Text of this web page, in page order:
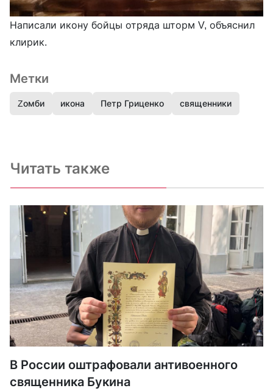
Написали икону бойцы отряда шторм V, объяснил
клирик.
Метки
Zомби икона Петр Гриценко священники
Читать также
В России оштрафовали антивоенного
священника Букина